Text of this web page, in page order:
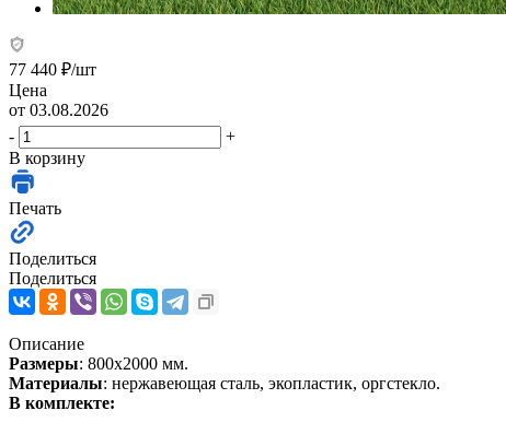
77 440 ₽/шт
Цена
от 03.08.2026
-
+
В корзину
Печать
Поделиться
Поделиться
Описание
Размеры: 800х2000 мм.
Материалы: нержавеющая сталь, экопластик, оргстекло.
В комплекте: